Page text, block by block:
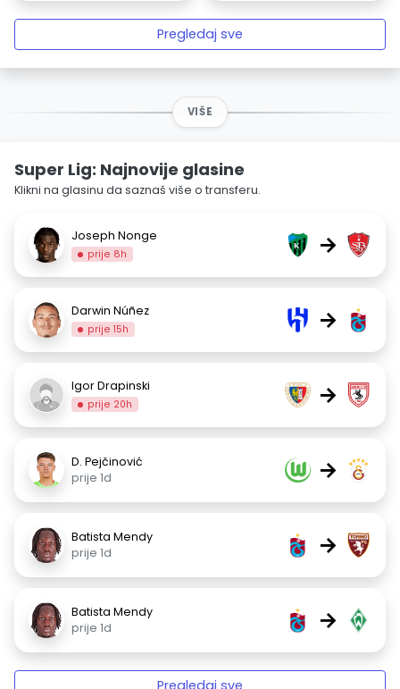
Pregledaj sve
VIŠE
Super Lig: Najnovije glasine
Klikni na glasinu da saznaš više o transferu.
Joseph Nonge
prije 8h →
Darwin Núñez
prije 15h →
Igor Drapinski
prije 20h →
D. Pejčinović
prije 1d
→
Batista Mendy
prije 1d
→
Batista Mendy
prije 1d
→
Pregledaj sve